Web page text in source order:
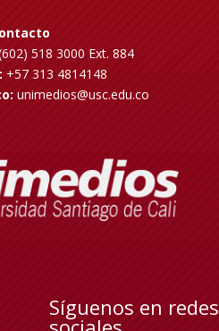
518 3000 Ext. 884
+57 313 4814148
unimedios@usc.edu.co
Síguenos en redes